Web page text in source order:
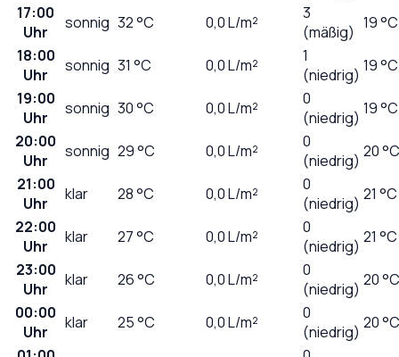
17:00
Uhr
sonnig 32°C 0,0L/m²
3
(mäßig) 19 °C
18:00
Uhr
sonnig 31 °C 0,0L/m²
1
(niedrig) 19 °C
19:00
Uhr
sonnig 30°C 0,0L/m²
0
(niedrig) 19 °C
20:00
Uhr
sonnig 29°C 0,0L/m²
0
(niedrig) 20 °C
21:00
Uhr
klar 28°C 0,0L/m²
0
(niedrig) 21 °C
22:00
Uhr
klar 27°C 0,0L/m²
0
(niedrig) 21 °C
23:00
Uhr
klar 26°C 0,0L/m²
0
(niedrig) 20 °C
00:00
Uhr
klar 25°C 0,0L/m²
0
(niedrig) 20 °C